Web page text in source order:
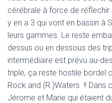
cérébrale à force de réflechir
y en a 3 qui vont en bassin à
leurs gammes. Le reste
dessus ou en dessous des
intermédiaire est prévu au-
triple, ça reste hostile bordel
Rock and (R.)Waters !! Dans
Jérome et Marie qui étaient